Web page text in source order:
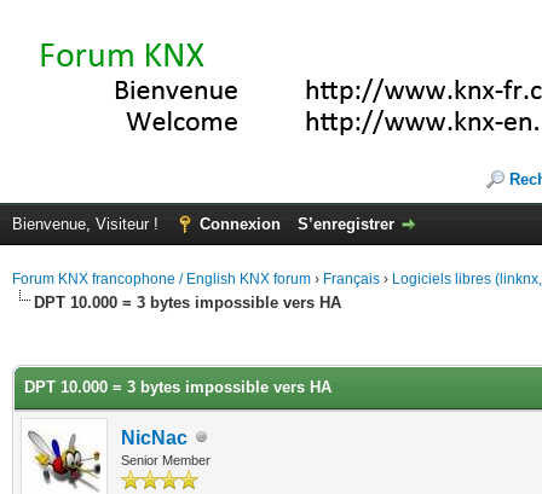
Bienvenue, Visiteur ! Connexion S’enregistrer
Forum KNX francophone / English KNX forum › Français › Logiciels libres
DPT 10.000 = 3 bytes impossible vers HA
DPT 10.000 = 3 bytes impossible vers HA
NicNac
Senior Member